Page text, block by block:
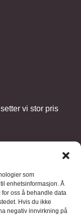
som
enhetsinformasjon. Å
oss å behandle data
Hvis du ikke
negativ innvirkning på
vi stor pris